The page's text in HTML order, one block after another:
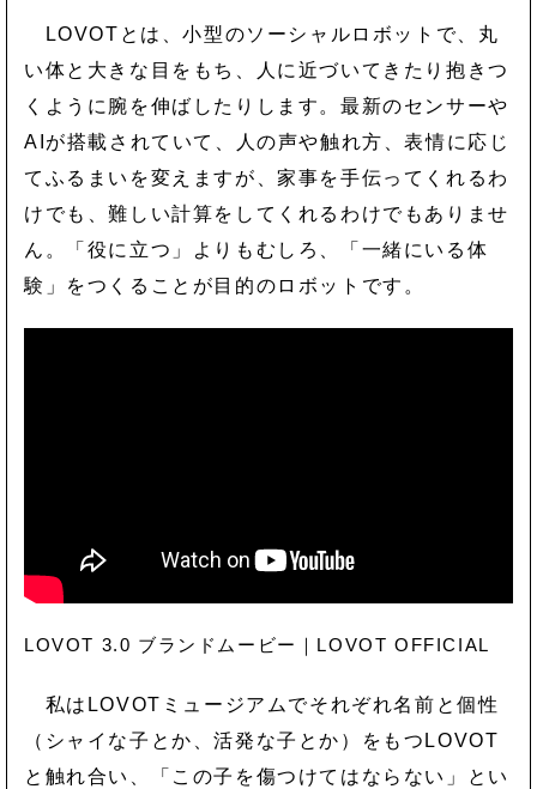
LOVOTとは、小型のソーシャルロボットで、丸
い体と大きな目をもち、人に近づいてきたり抱きつ
くように腕を伸ばしたりします。最新のセンサーや
AIが搭載されていて、人の声や触れ方、表情に応じ
てふるまいを変えますが、家事を手伝ってくれるわ
けでも、難しい計算をしてくれるわけでもありませ
ん。「役に立つ」よりもむしろ、「一緒にいる体
験」をつくることが目的のロボットです。
LOVOT 3.0 ブランドムービー｜LOVOT OFFICIAL
私はLOVOTミュージアムでそれぞれ名前と個性
（シャイな子とか、活発な子とか）をもつLOVOT
と触れ合い、「この子を傷つけてはならない」とい